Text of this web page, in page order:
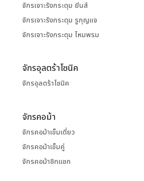
จักรเจาะรังกระดุม ยีนส์
จักรเจาะรังกระดุม รูกุญแจ
จักรเจาะรังกระดุม ไหมพรม
จักรอุลตร้าโซนิค
จักรอุลตร้าโซนิค
จักรคอม้า
จักรคอม้าเข็มเดี่ยว
จักรคอม้าเข็มคู่
จักรคอม้าซิกแซก